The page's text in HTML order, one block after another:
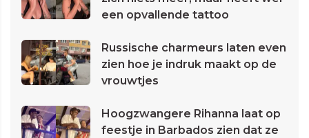
een opvallende tattoo
Russische charmeurs laten even
zien hoe je indruk maakt op de
vrouwtjes
Hoogzwangere Rihanna laat op
feestje in Barbados zien dat ze